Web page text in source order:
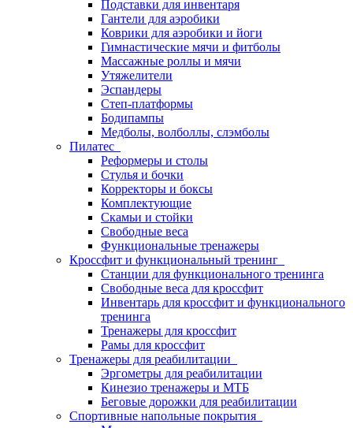
Подставки для инвентаря
Гантели для аэробики
Коврики для аэробики и йоги
Гимнастические мячи и фитболы
Массажные роллы и мячи
Утяжелители
Эспандеры
Степ-платформы
Бодипампы
Медболы, волболлы, слэмболы
Пилатес
Реформеры и столы
Стулья и бочки
Корректоры и боксы
Комплектующие
Скамьи и стойки
Свободные веса
Функциональные тренажеры
Кроссфит и функциональный тренинг
Станции для функционального тренинга
Свободные веса для кроссфит
Инвентарь для кроссфит и функционального
тренинга
Тренажеры для кроссфит
Рамы для кроссфит
Тренажеры для реабилитации
Эргометры для реабилитации
Кинезио тренажеры и МТБ
Беговые дорожки для реабилитации
Спортивные напольные покрытия